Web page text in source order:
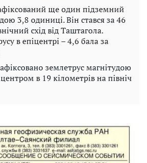
ще один підземний
3,8 одиниці. Він стався за 46
схід від Таштагола.
в епіцентрі – 4,6 бала за
землетрус магнітудою
в 19 кілометрів на північ